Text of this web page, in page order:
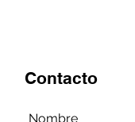
Contacto